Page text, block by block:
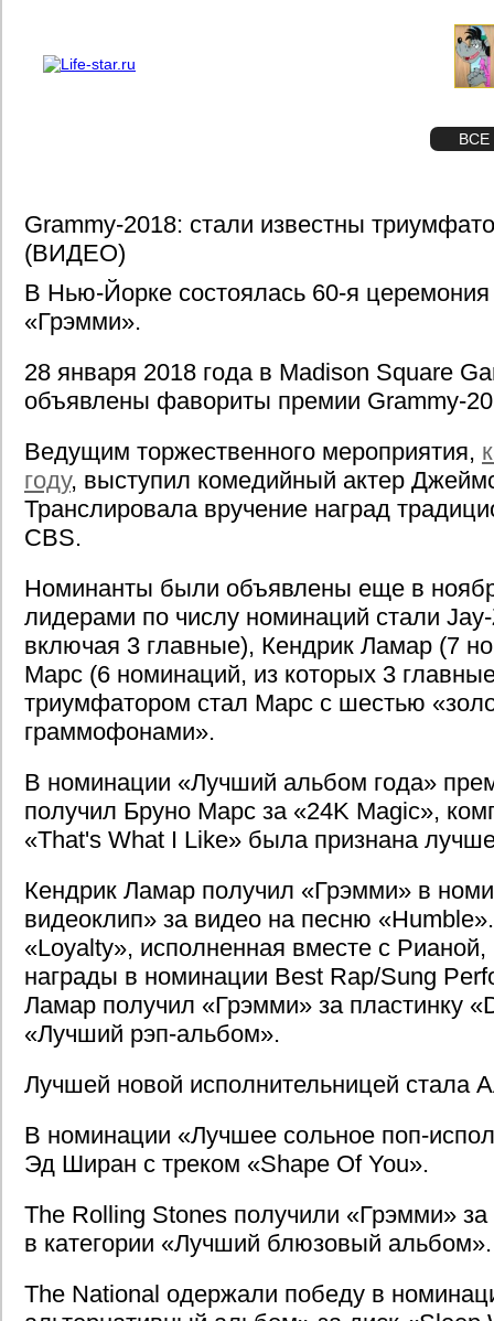
ВСЕ
Grammy-2018: стали известны
(ВИДЕО)
В Нью-Йорке состоялась 60-я
«Грэмми».
28 января 2018 года в Madison Square
объявлены фавориты премии Grammy-
Ведущим торжественного мероприятия,
году, выступил комедийный актер
Транслировала вручение наград
CBS.
Номинанты были объявлены еще в
лидерами по числу номинаций стали
включая 3 главные), Кендрик Ламар (7
Марс (6 номинаций, из которых 3
триумфатором стал Марс с шестью
граммофонами».
В номинации «Лучший альбом года»
получил Бруно Марс за «24K Magic»,
«That's What I Like» была признана
Кендрик Ламар получил «Грэмми» в
видеоклип» за видео на песню
«Loyalty», исполненная вместе с
награды в номинации Best Rap/Sung
Ламар получил «Грэмми» за пластинку
«Лучший рэп-альбом».
Лучшей новой исполнительницей стала
В номинации «Лучшее сольное поп-
Эд Ширан с треком «Shape Of You».
The Rolling Stones получили «Грэмми» за
в категории «Лучший блюзовый альбом».
The National одержали победу в